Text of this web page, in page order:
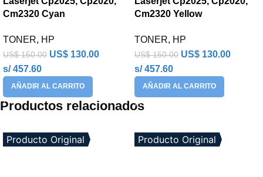
Cm2320 Cyan
TONER, HP
US$150.00 US$ 130.00
s/ 457.60
AÑADIR AL CARRITO
Cm2320 Yellow
TONER, HP
US$150.00 US$ 130.00
s/ 457.60
AÑADIR AL CARRITO
Productos relacionados
Producto Original Producto Original